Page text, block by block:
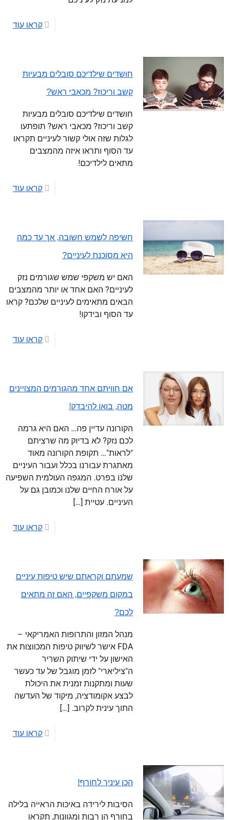
קראו עוד
חושדים שילדיכם סובלים מבעיות
קשב וריכוז? מכאבי ראש?
חושדים שילדיכם סובלים מבעיות
קשב וריכוז? מכאבי ראש? תופתעו
לגלות שזה אולי קשור לעיניים תקראו
עד הסוף ותראו איזה מהמצבים
מתאים לילדיכם!
קראו עוד
חשיפה לשמש חשובה, אך עד כמה
היא מסוכנת לעיניים?
האם יש משקפי שמש שגורמים נזק
לעיניים? האם אחד או יותר מהמצבים
הבאים מתאימים לעיניים שלכם? קראו
עד הסוף ובידקו!
קראו עוד
אם חוויתם אחד מהגורמים המצויינים
מטה, בואו להיבדק!
הקורונה עדיין פה… האם היא גרמה
לכם נזק? לא בדיוק מה שרציתם
"לראות"… תקופת הקורונה מאוד
מאתגרת עבורנו בכלל ועבור העיניים
שלנו בפרט. המגפה העולמית השפיעה
על אורח החיים שלנו וכמובן גם על
העיניים. עטיית […]
קראו עוד
שמעתם וקראתם שיש טיפות עיניים
במקום משקפיים, האם זה מתאים
לכם?
מנהל המזון והתרופות האמריקאי –
FDA אישר לשיווק טיפות המכווצות את
האישון על ידי שיתוק השריר
ה"ציליארי" לזמן מוגבל של עד כעשר
שעות ומתקנות זמנית את היכולת
לבצע אקומודציה, מיקוד של העדשה
התוך עינית לקרוב. […]
קראו עוד
הכן עיניך לחורף!
הסיבות לירידה באיכות הראייה בלילה
בחורף הן רבות ומגוונות, תקראו